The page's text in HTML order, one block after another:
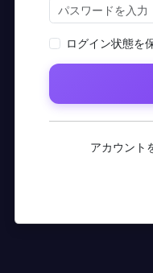
ログイン状態を
アカウント